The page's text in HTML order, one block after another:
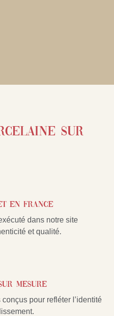
sur
en France
dans notre site
et qualité.
mesure
pour refléter l’identité